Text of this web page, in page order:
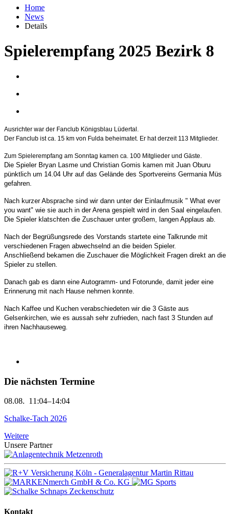
Home
News
Details
Spielerempfang 2025 Bezirk 8
Ausrichter war der Fanclub Königsblau Lüdertal.
Der Fanclub ist ca. 15 km von Fulda beheimatet. Er hat derzeit 113 Mitglieder.
Zum Spielerempfang am Sonntag kamen ca. 100 Mitglieder und Gäste.
Die Spieler Bryan Lasme und Christian Gomis kamen mit Juan Oburu
pünktlich um 14.04 Uhr auf das Gelände des Sportvereins Germania Müs
gefahren.
Nach kurzer Absprache sind wir dann unter der Einlaufmusik " What ever
you want" wie sie auch in der Arena gespielt wird in den Saal eingelaufen.
Die Spieler klatschten die Zuschauer unter großem, langen Applaus ab.
Nach der Begrüßungsrede des Vorstands startete eine Talkrunde mit
verschiedenen Fragen abwechselnd an die beiden Spieler.
Anschließend bekamen die Zuschauer die Möglichkeit Fragen direkt an die
Spieler zu stellen.
Danach gab es dann eine Autogramm- und Fotorunde, damit jeder eine
Erinnerung mit nach Hause nehmen konnte.
Nach Kaffee und Kuchen verabschiedeten wir die 3 Gäste aus
Gelsenkirchen, wie es aussah sehr zufrieden, nach fast 3 Stunden auf
ihren Nachhauseweg.
Die nächsten Termine
08.08. 11:04–14:04
Schalke-Tach 2026
Weitere
Unsere Partner
Kontakt